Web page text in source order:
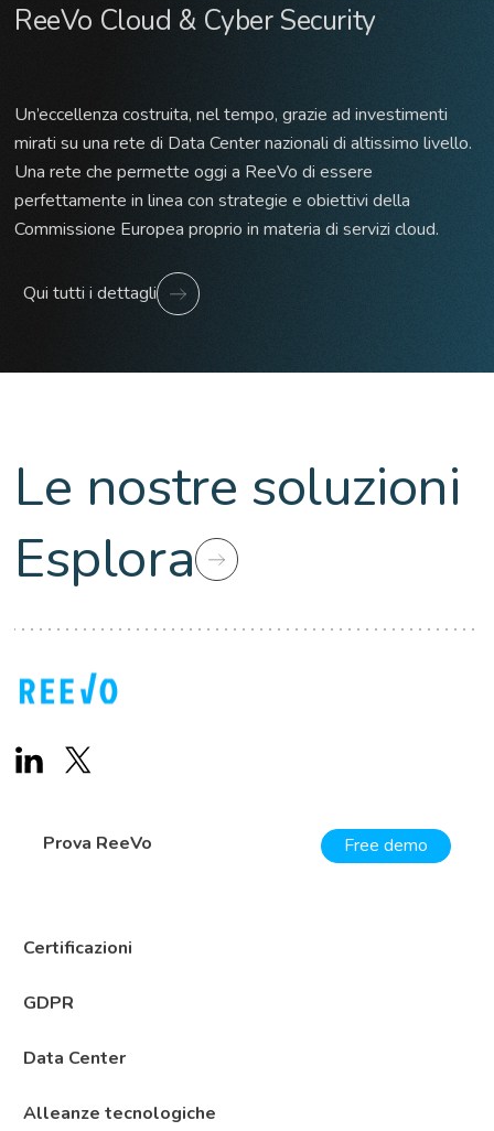
ReeVo Cloud & Cyber Security
Un’eccellenza costruita, nel tempo, grazie ad investimenti
mirati su una rete di Data Center nazionali di altissimo livello.
Una rete che permette oggi a ReeVo di essere
perfettamente in linea con strategie e obiettivi della
Commissione Europea proprio in materia di servizi cloud.
Qui tutti i dettagli
Le nostre soluzioni
Esplora
Prova ReeVo Free demo
Certificazioni
GDPR
Data Center
Alleanze tecnologiche